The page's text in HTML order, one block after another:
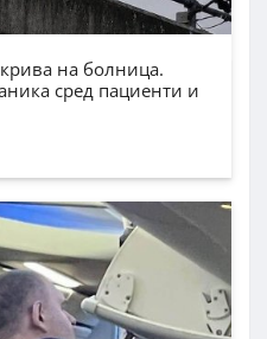
на болница.
сред пациенти и